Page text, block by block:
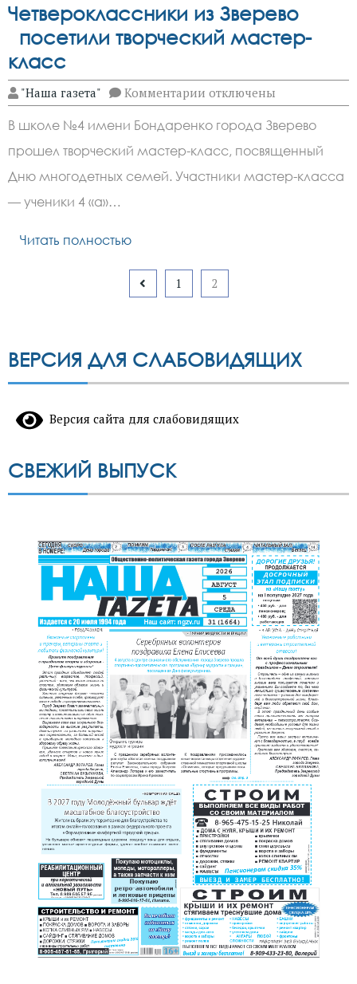
Четвероклассники из Зверево
посетили творческий мастер-
класс
"Наша газета" Комментарии к
записи
Четвероклассники
из
Зверево
посетили
творческий
мастер-
отключены
В школе №4 имени Бондаренко города Зверево
прошел творческий мастер-класс, посвященный
Дню многодетных семей. Участники мастер-класса
— ученики 4 «а»…
Читать полностью
1 2
ВЕРСИЯ ДЛЯ СЛАБОВИДЯЩИХ
Версия сайта для слабовидящих
СВЕЖИЙ ВЫПУСК